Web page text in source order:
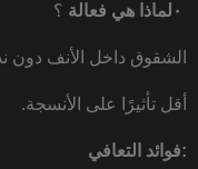
؟
الشقوق داخل الأنف دون
أقل تأثيرًا على الأنسجة.
:فوائد التعافي